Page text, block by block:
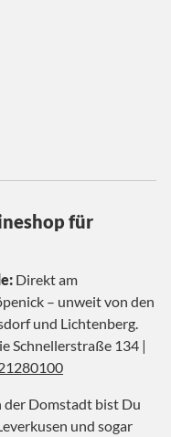
für
Direkt am
– unweit von den
und Lichtenberg.
Schnellerstraße 134 |
der Domstadt bist Du
und sogar